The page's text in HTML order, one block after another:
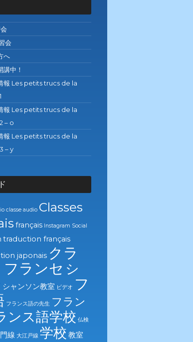
会
へ
講中！
報 Les petits trucs de la
報 Les petits trucs de la
– o
報 Les petits trucs de la
– y
classe audio Classes
français Instagram Social
traduction français
japonais クラ
ランセ シ
シャンソン教室 ビデオ フ
フランス語の先生 フラン
ンス語学校 仏検
線 大江戸線 学校 教室